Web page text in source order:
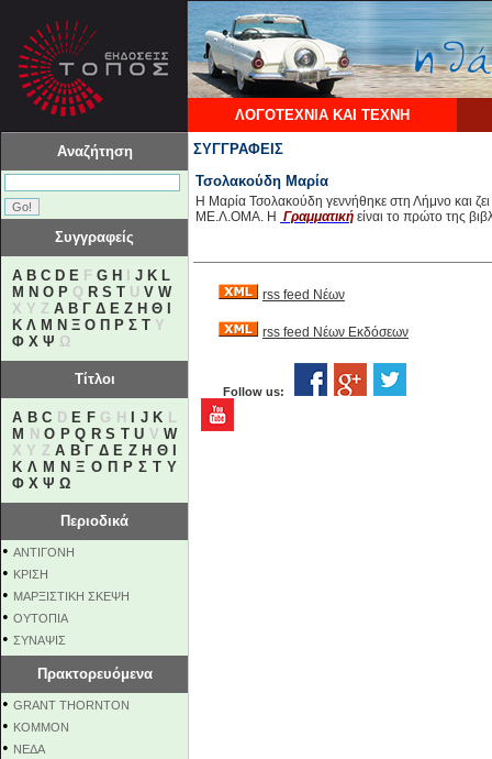
ΛΟΓΟΤΕΧΝΙΑ ΚΑΙ ΤΕΧΝΗ
Αναζήτηση
Συγγραφείς
A B C D E F G H J K L
M N O P Q R S T U V W
X Y Z Α Β Γ Δ Ε Ζ Η Θ
Κ Λ Μ Ν Ξ Ο Π Ρ Σ Τ Υ
Φ Χ Ψ Ω
Τίτλοι
A B C D E FG H J K L
M
N O P Q R S T U V W
X Y ZΑ Β Γ Δ Ε Ζ Η Θ
Κ Λ Μ Ν Ξ Ο Π Ρ Σ Τ Υ
Φ Χ Ψ Ω
Περιοδικά
• ΑΝΤΙΓΟΝΗ
• ΚΡΙΣΗ
• ΜΑΡΞΙΣΤΙΚΗ ΣΚΕΨΗ
• ΟΥΤΟΠΙΑ
• ΣΥΝΑΨΙΣ
Πρακτορευόμενα
• GRANT THORNTON
• KOMMON
• NEΔΑ
ΣΥΓΓΡΑΦΕΙΣ
Τσολακούδη Μαρία
Η Μαρία Τσολακούδη γεννήθηκε στη Λήμνο και
ΜΕ.Λ.ΟΜΑ. Η Γραμματική είναι το πρώτο της
rss feed Νέων
rss feed Νέων Εκδόσεων
Follow us: